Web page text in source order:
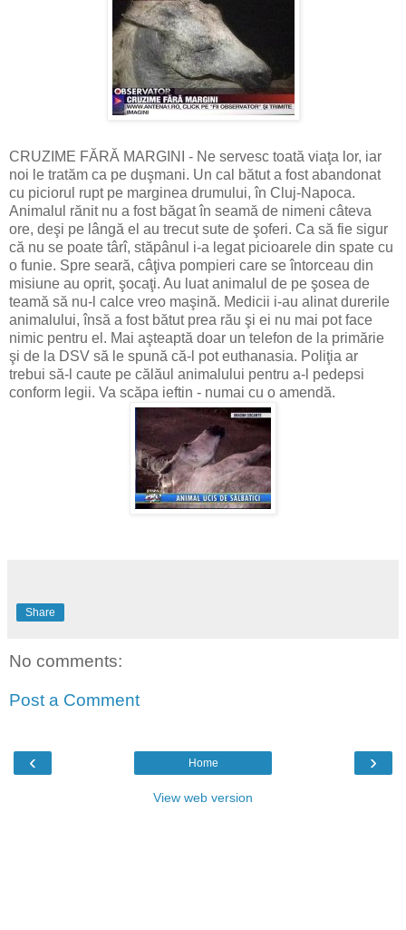
CRUZIME FĂRĂ MARGINI - Ne servesc toată viaţa lor, iar
noi le tratăm ca pe duşmani. Un cal bătut a fost abandonat
cu piciorul rupt pe marginea drumului, în Cluj-Napoca.
Animalul rănit nu a fost băgat în seamă de nimeni câteva
ore, deşi pe lângă el au trecut sute de şoferi. Ca să fie sigur
că nu se poate târî, stăpânul i-a legat picioarele din spate cu
o funie. Spre seară, câţiva pompieri care se întorceau din
misiune au oprit, şocaţi. Au luat animalul de pe şosea de
teamă să nu-l calce vreo maşină. Medicii i-au alinat durerile
animalului, însă a fost bătut prea rău şi ei nu mai pot face
nimic pentru el. Mai aşteaptă doar un telefon de la primărie
şi de la DSV să le spună că-l pot euthanasia. Poliţia ar
trebui să-l caute pe călăul animalului pentru a-l pedepsi
conform legii. Va scăpa ieftin - numai cu o amendă.
Share
No comments:
Post a Comment
‹ ›
Home
View web version